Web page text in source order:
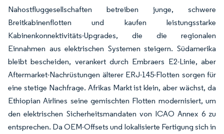
Nahostfluggesellschaften betreiben junge, schwere
Breitkabinenflotten und kaufen leistungsstarke
Kabinenkonnektivitäts-Upgrades, die die regionalen
Einnahmen aus elektrischen Systemen steigern. Südamerika
bleibt bescheiden, verankert durch Embraers E2-Linie, aber
Aftermarket-Nachrüstungen älterer ERJ-145-Flotten sorgen für
eine stetige Nachfrage. Afrikas Markt ist klein, aber wächst, da
Ethiopian Airlines seine gemischten Flotten modernisiert, um
den elektrischen Sicherheitsmandaten von ICAO Annex 6 zu
entsprechen. Da OEM-Offsets und lokalisierte Fertigung sich in